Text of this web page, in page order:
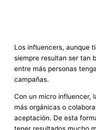
Los influencers, aunque
siempre resultan ser tan
entre más personas
campañas.
Con un micro influencer,
más orgánicas o
aceptación. De esta